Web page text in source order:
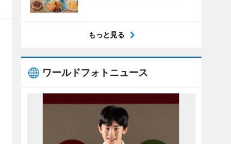
もっと見る
ワールドフォトニュース